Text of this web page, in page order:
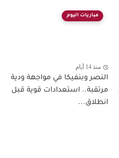
مباريات اليوم
منذ 14 أيام
النصر وبنفيكا في مواجهة ودية
مرتقبة.. استعدادات قوية قبل
انطلاق...